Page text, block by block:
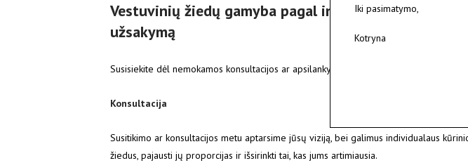
Vestuvinių žiedų gamyba pagal individualų
užsakymą
Susisiekite dėl nemokamos konsultacijos ar apsilankymo studijoje, o jei negalite
Konsultacija
Susitikimo ar konsultacijos metu aptarsime jūsų viziją, bei galimus individualaus
žiedus, pajausti jų proporcijas ir išsirinkti tai, kas jums artimiausia.
Iki pasimatymo,
Kotryna